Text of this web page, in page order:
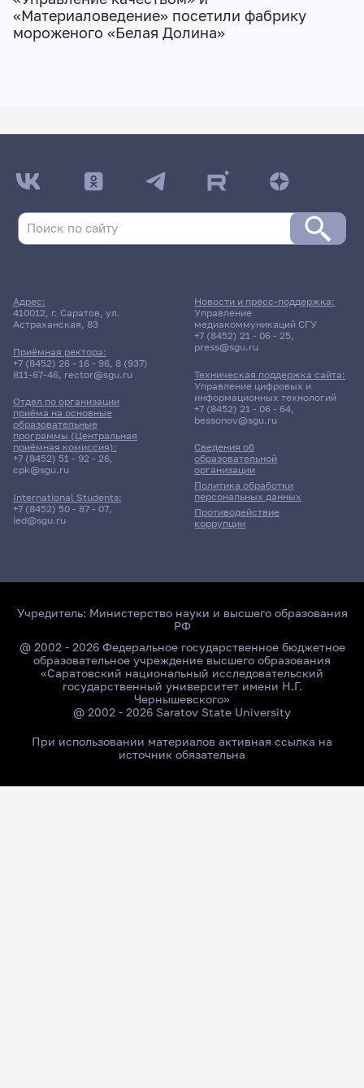
«Материаловедение» посетили фабрику
мороженого «Белая Долина»
Адрес:
410012, г. Саратов, ул.
Астраханская, 83
Приёмная ректора:
+7 (8452) 26 - 16 - 96, 8 (937)
811-67-46, rector@sgu.ru
Отдел по организации
приёма на основные
образовательные
программы (Центральная
приёмная комиссия):
+7 (8452) 51 - 92 - 26,
cpk@sgu.ru
International Students:
+7 (8452) 50 - 87 - 07,
ied@sgu.ru
Сведения об
образовательной
организации
Политика обработки
персональных данных
Противодействие
коррупции
Новости и пресс-поддержка:
Управление
медиакоммуникаций СГУ
+7 (8452) 21 - 06 - 25,
press@sgu.ru
Техническая поддержка сайта:
Управление цифровых и
информационных технологий
+7 (8452) 21 - 06 - 64,
bessonov@sgu.ru
Учредитель: Министерство науки и высшего образования
РФ
@ 2002 - 2026 Федеральное государственное бюджетное
образовательное учреждение высшего образования
«Саратовский национальный исследовательский
государственный университет имени Н.Г.
Чернышевского»
@ 2002 - 2026 Saratov State University
При использовании материалов активная ссылка на
источник обязательна